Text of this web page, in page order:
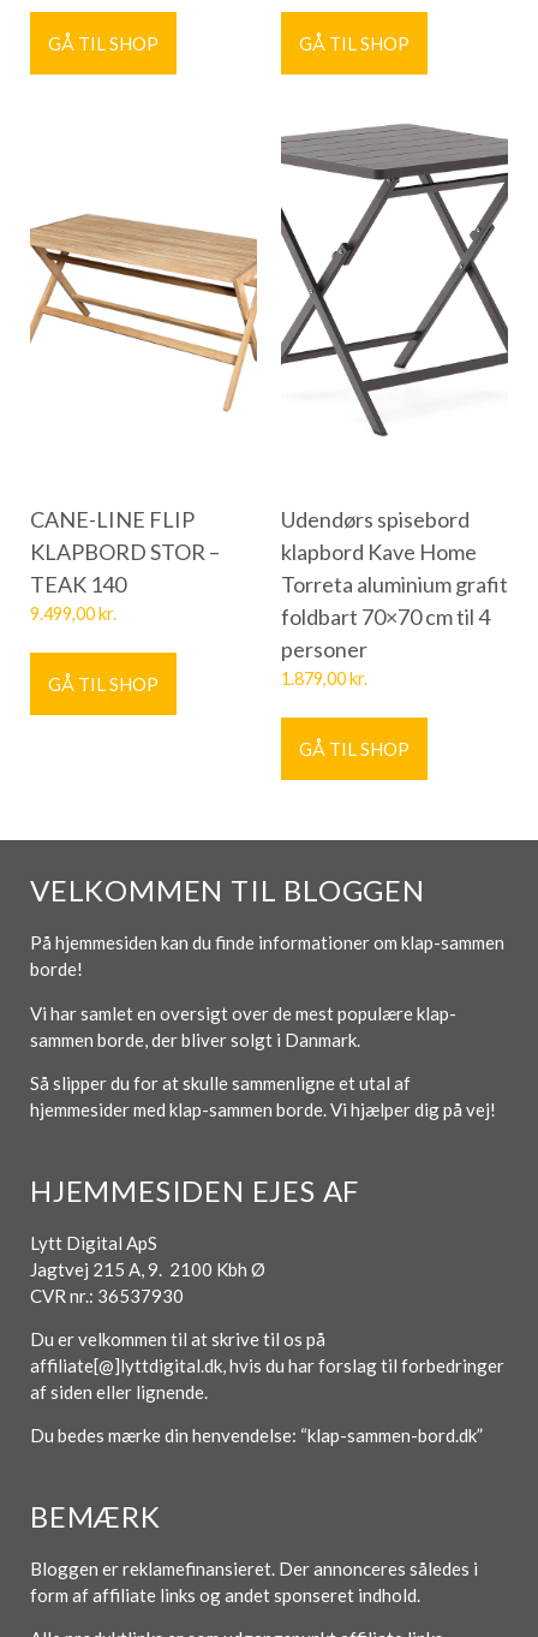
GÅ TIL SHOP GÅ TIL SHOP
CANE-LINE FLIP
KLAPBORD STOR –
TEAK 140
9.499,00kr.
GÅ TIL SHOP
Udendørs spisebord
klapbord Kave Home
Torreta aluminium grafit
foldbart 70×70 cm til 4
personer
1.879,00kr.
GÅ TIL SHOP
VELKOMMEN TIL BLOGGEN
På hjemmesiden kan du finde informationer om klap-sammen
borde!
Vi har samlet en oversigt over de mest populære klap-
sammen borde, der bliver solgt i Danmark.
Så slipper du for at skulle sammenligne et utal af
hjemmesider med klap-sammen borde. Vi hjælper dig på vej!
HJEMMESIDEN EJES AF
Lytt Digital ApS
Jagtvej 215 A, 9. 2100 Kbh Ø
CVR nr.: 36537930
Du er velkommen til at skrive til os på
affiliate[@]lyttdigital.dk, hvis du har forslag til forbedringer
af siden eller lignende.
Du bedes mærke din henvendelse: “klap-sammen-bord.dk”
BEMÆRK
Bloggen er reklamefinansieret. Der annonceres således i
form af affiliate links og andet sponseret indhold.